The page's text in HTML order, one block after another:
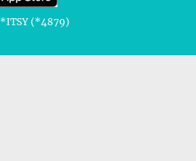
(*4879)